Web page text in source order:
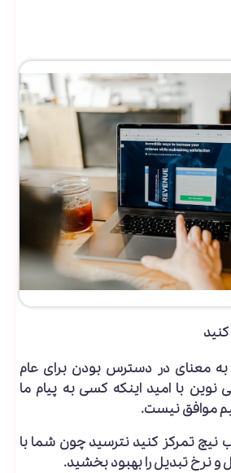
به معنای در دسترس بودن برای عام
نوین با امید اینکه کسی به پیام ما
موافق نیست.
نیچ تمرکز کنید نترسید چون شما با
و نرخ تبدیل را بهبود بخشید.